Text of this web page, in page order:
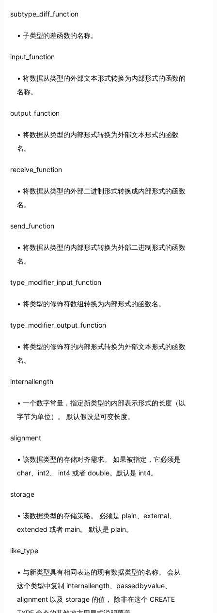
subtype_diff_function
子类型的差函数的名称。
input_function
将数据从类型的外部文本形式转换为内部形式的函数的
名称。
output_function
将数据从类型的内部形式转换为外部文本形式的函数
名。
receive_function
将数据从类型的外部二进制形式转换成内部形式的函数
名。
send_function
将数据从类型的内部形式转换为外部二进制形式的函数
名。
type_modifier_input_function
将类型的修饰符数组转换为内部形式的函数名。
type_modifier_output_function
将类型的修饰符的内部形式转换为外部文本形式的函数
名。
internallength
一个数字常量，指定新类型的内部表示形式的长度（以
字节为单位）。 默认假设是可变长度。
alignment
该数据类型的存储对齐需求。 如果被指定，它必须是
char、int2、 int4 或者 double。默认是 int4。
storage
该数据类型的存储策略。 必须是 plain、external、
extended 或者 main。 默认是 plain。
like_type
与新类型具有相同表达的现有数据类型的名称。 会从
这个类型中复制 internallength、passedbyvalue、
alignment 以及 storage 的值， 除非在这个 CREATE